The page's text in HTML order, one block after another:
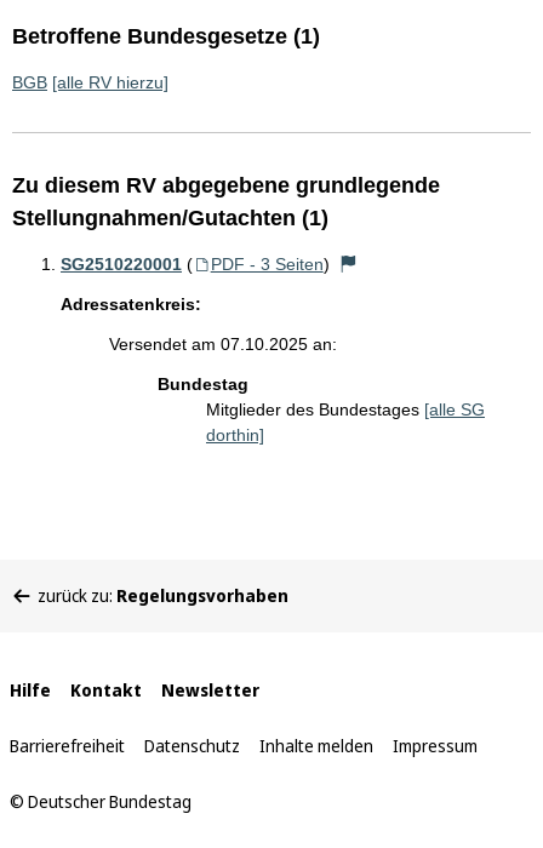
Betroffene Bundesgesetze (1)
BGB [alle RV hierzu]
Zu diesem RV abgegebene grundlegende
Stellungnahmen/Gutachten (1)
SG2510220001 ( PDF - 3 Seiten)
Adressatenkreis:
Versendet am 07.10.2025 an:
Bundestag
Mitglieder des Bundestages [alle SG
dorthin]
befinden
zurück zu: Regelungsvorhaben
Interne
Links
Hilfe Kontakt Newsletter
Barrierefreiheit Datenschutz Inhalte melden Impressum
© Deutscher Bundestag